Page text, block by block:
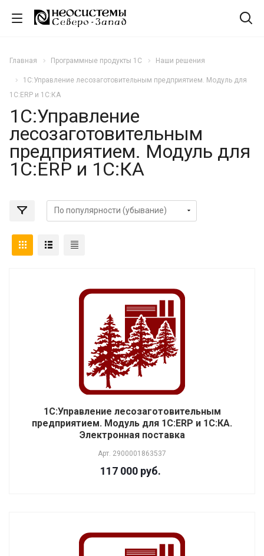
Главная Программные продукты 1С Наши решения
1С:Управление лесозаготовительным предприятием. Модуль для
1С:ERP и 1С:КА
1С:Управление
лесозаготовительным
предприятием. Модуль для
1С:ERP и 1С:КА
1С:Управление лесозаготовительным
предприятием. Модуль для 1С:ERP и 1С:КА.
Электронная поставка
Арт. 2900001863537
117 000 руб.